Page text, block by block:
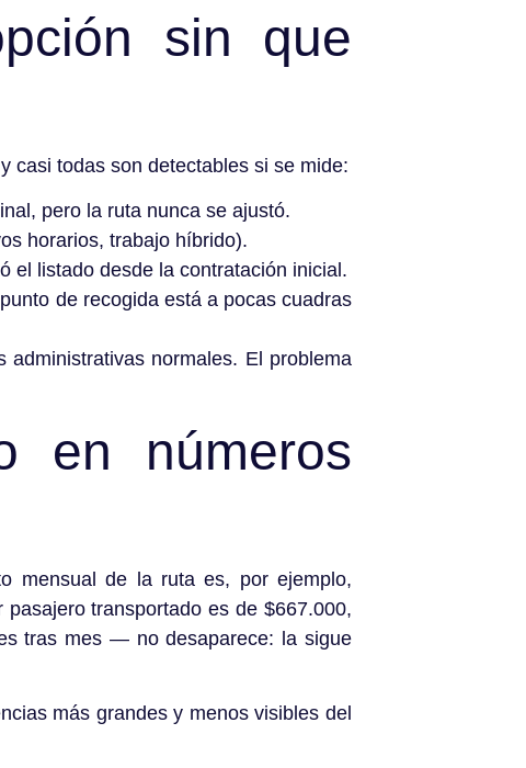
sin que
casi todas son detectables si se mide:
pero la ruta nunca se ajustó.
horarios, trabajo híbrido).
el listado desde la contratación inicial.
de recogida está a pocas cuadras
normales. El problema
en números
mensual de la ruta es, por ejemplo,
transportado es de $667.000,
tras mes — no desaparece: la sigue
más grandes y menos visibles del